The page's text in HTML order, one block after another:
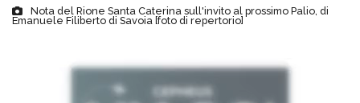
Nota del Rione Santa Caterina sull'invito al prossimo Palio, di
Emanuele Filiberto di Savoia [foto di repertorio]